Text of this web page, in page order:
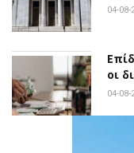
04-08-
οι
04-08-